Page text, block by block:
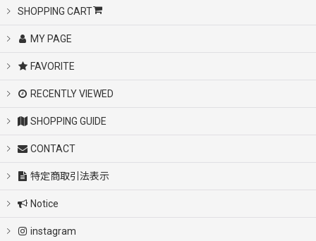
SHOPPING CART
MY PAGE
FAVORITE
RECENTLY VIEWED
SHOPPING GUIDE
CONTACT
特定商取引法表示
Notice
instagram